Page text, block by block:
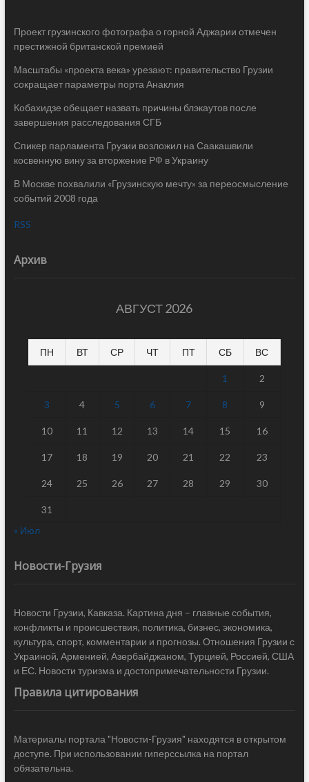
Проект грузинского фотографа о горной Аджарии отмечен
престижной британской премией
Масштабы «проекта века» урезают: правительство Грузии
сокращает параметры порта Анаклия
Кобахидзе обещает назвать причины блэкаутов после
завершения расследования СГБ
Спикер парламента Грузии возложил на Саакашвили
косвенную вину за вторжение РФ в Украину
В Москве похвалили «Грузинскую мечту» за переосмысление
событий 2008 года
RSS
Архив
АВГУСТ 2026
ПН ВТ СР ЧТ ПТ СБ ВС
1 2
3 4 5 6 7 8 9
10 11 12 13 14 15 16
17 18 19 20 21 22 23
24 25 26 27 28 29 30
31
« Июл
Новости-Грузия
Новости Грузии, Кавказа. Картина дня – главные события,
конфликты и происшествия, политика, бизнес, экономика,
культура, спорт, комментарии и прогнозы. Отношения Грузии с
Украиной, Арменией, Азербайджаном, Турцией, Россией, США
и ЕС. Новости туризма и достопримечательности Грузии.
Правила цитирования
Материалы портала "Новости-Грузия" находятся в открытом
доступе. При использовании гиперссылка на портал
обязательна.